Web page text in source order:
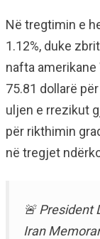
Në tregtimin e
1.12%, duke
nafta amerikane
75.81 dollarë
uljen e rrezikut
për rikthimin
në tregjet
🚨 President
Iran